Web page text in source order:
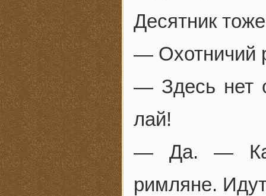
Десятник
— Охотничий
— Здесь нет
лай!
— Да. —
римляне.